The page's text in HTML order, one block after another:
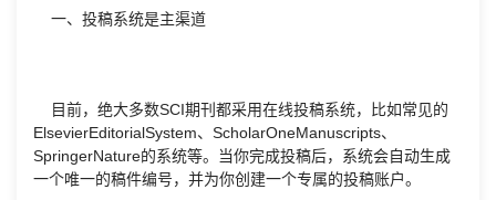
一、投稿系统是主渠道
目前，绝大多数SCI期刊都采用在线投稿系统，比如常见的
ElsevierEditorialSystem、ScholarOneManuscripts、
SpringerNature的系统等。当你完成投稿后，系统会自动生成
一个唯一的稿件编号，并为你创建一个专属的投稿账户。